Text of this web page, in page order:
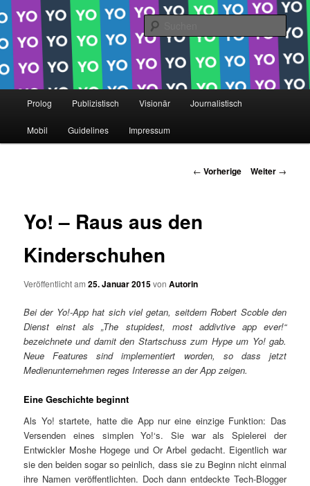
Netzgeflüster
Online Marketing Blog der HMKW
Zum
Inhalt
Prolog Publizistisch Visionär Journalistisch
Mobil Guidelines Impressum
Beitrags-
← Vorherige Weiter →
Yo! – Raus aus den
Kinderschuhen
Veröffentlicht am25. Januar 2015vonAutorin
Bei der Yo!-App hat sich viel getan, seitdem Robert Scoble den
Dienst einst als „The stupidest, most addivtive app ever!“
bezeichnete und damit den Startschuss zum Hype um Yo! gab.
Neue Features sind implementiert worden, so dass jetzt
Medienunternehmen reges Interesse an der App zeigen.
Eine Geschichte beginnt
Als Yo! startete, hatte die App nur eine einzige Funktion: Das
Versenden eines simplen Yo!‘s. Sie war als Spielerei der
Entwickler Moshe Hogege und Or Arbel gedacht. Eigentlich war
sie den beiden sogar so peinlich, dass sie zu Beginn nicht einmal
ihre Namen veröffentlichten. Doch dann entdeckte Tech-Blogger